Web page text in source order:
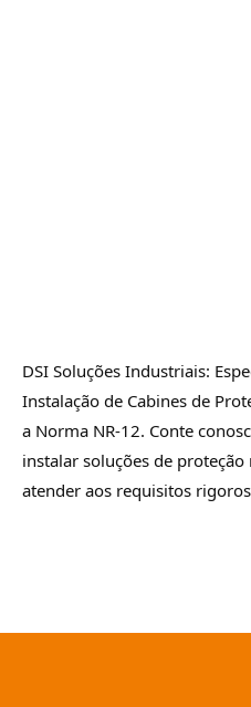
DSI Soluções Industriais:
Instalação de Cabines de
a Norma NR-12. Conte
instalar soluções de
atender aos requisitos